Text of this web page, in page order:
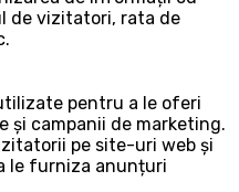
de vizitatori, rata de
pentru a le oferi
campanii de marketing.
pe site-uri web și
le furniza anunțuri